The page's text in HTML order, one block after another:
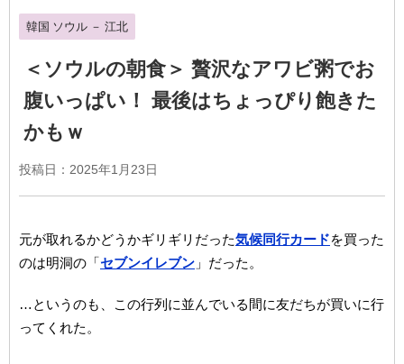
韓国 ソウル － 江北
＜ソウルの朝食＞ 贅沢なアワビ粥でお
腹いっぱい！ 最後はちょっぴり飽きた
かもｗ
投稿日： 2025年1月23日
元が取れるかどうかギリギリだった気候同行カードを買った
のは明洞の「セブンイレブン 」だった。
…というのも、この行列に並んでいる間に友だちが買いに行
ってくれた。